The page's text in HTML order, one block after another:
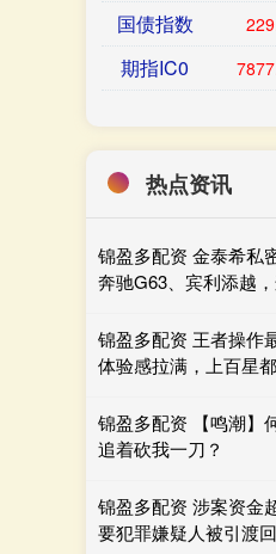
国债指数
期指IC0
热点资讯
锦盈多配资 金泰希私
奔驰G63、宾利添越
锦盈多配资 王者操作
体验感拉满，上百星
锦盈多配资 【鸣潮】
追着砍我一刀？
锦盈多配资 涉案资金
要犯罪嫌疑人被引渡